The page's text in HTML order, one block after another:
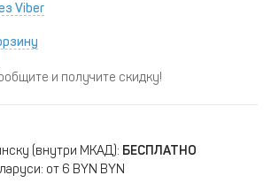
Viber
и получите скидку!
(внутри МКАД): БЕСПЛАТНО
от 6 BYN BYN